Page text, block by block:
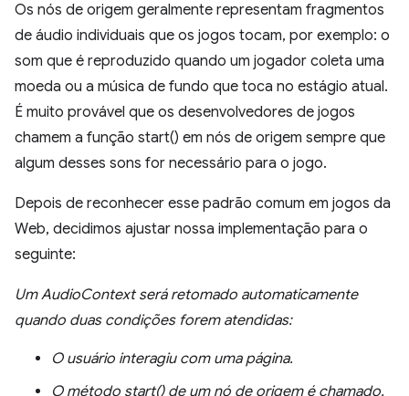
Os nós de origem geralmente representam fragmentos
de áudio individuais que os jogos tocam, por exemplo: o
som que é reproduzido quando um jogador coleta uma
moeda ou a música de fundo que toca no estágio atual.
É muito provável que os desenvolvedores de jogos
chamem a função start() em nós de origem sempre que
algum desses sons for necessário para o jogo.
Depois de reconhecer esse padrão comum em jogos da
Web, decidimos ajustar nossa implementação para o
seguinte:
Um AudioContext será retomado automaticamente
quando duas condições forem atendidas:
O usuário interagiu com uma página.
O método start() de um nó de origem é chamado.